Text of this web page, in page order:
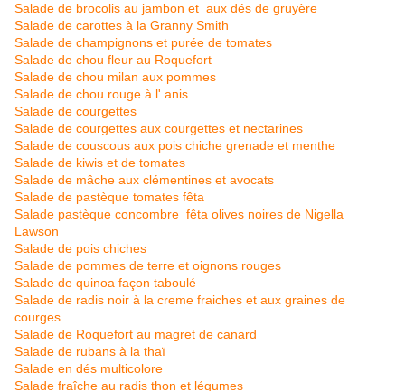
Salade de brocolis au jambon et aux dés de gruyère
Salade de carottes à la Granny Smith
Salade de champignons et purée de tomates
Salade de chou fleur au Roquefort
Salade de chou milan aux pommes
Salade de chou rouge à l' anis
Salade de courgettes
Salade de courgettes aux courgettes et nectarines
Salade de couscous aux pois chiche grenade et menthe
Salade de kiwis et de tomates
Salade de mâche aux clémentines et avocats
Salade de pastèque tomates fêta
Salade pastèque concombre fêta olives noires de Nigella
Lawson
Salade de pois chiches
Salade de pommes de terre et oignons rouges
Salade de quinoa façon taboulé
Salade de radis noir à la creme fraiches et aux graines de
courges
Salade de Roquefort au magret de canard
Salade de rubans à la thaï
Salade en dés multicolore
Salade fraîche au radis thon et légumes